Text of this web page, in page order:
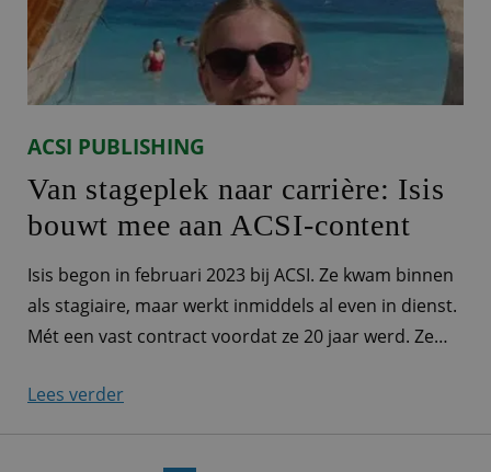
ACSI PUBLISHING
Van stageplek naar carrière: Isis
bouwt mee aan ACSI-content
Isis begon in februari 2023 bij ACSI. Ze kwam binnen
als stagiaire, maar werkt inmiddels al even in dienst.
Mét een vast contract voordat ze 20 jaar werd. Ze
videocontent. TikTok-trends en een groot
jubileumproject “Onze videocontent is heel
Lees verder